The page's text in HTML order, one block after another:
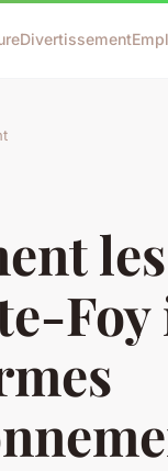
Divertissement